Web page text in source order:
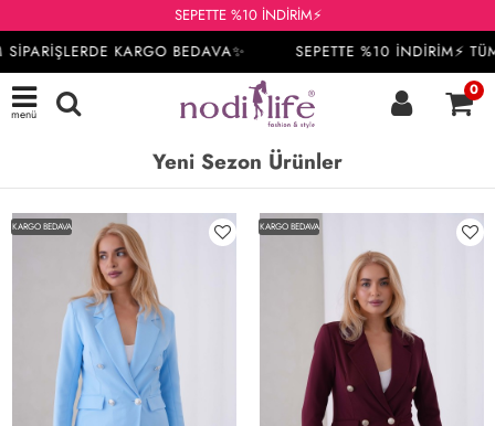
SEPETTE %10 İNDİRİM⚡
KARGO BEDAVA✨
SEPETTE %10 İNDİRİM⚡ TÜM
menü
0
Yeni Sezon Ürünler
KARGO BEDAVA KARGO BEDAVA